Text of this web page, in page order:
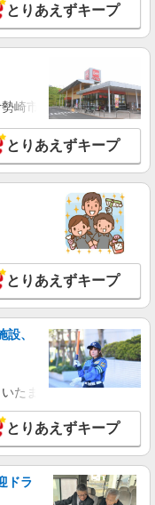
方が叶う有料住宅のス
＜日払い有/週払い有/交
駅が最寄り
詳細を見る
ぜ！」日払いOK＊障
＜日払い有/週払い有/交
む)＞
詳細を見る
＞面接なし！最短3日
＜日払い有/週払い有/交
む)＞
とりあえずキープ
崎市・太田市・館林市
とりあえずキープ
とりあえずキープ
、
たま市岩槻区・久喜市・
とりあえずキープ
ドラ